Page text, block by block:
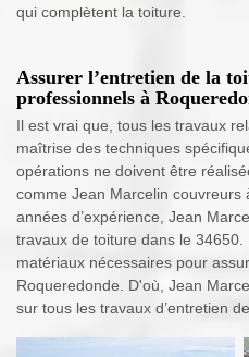
qui complètent la toiture.
Assurer l’entretien de la
professionnels à
Il est vrai que, tous les travaux
maîtrise des techniques
opérations ne doivent être
comme Jean Marcelin couvreurs
années d’expérience, Jean
travaux de toiture dans le
matériaux nécessaires pour
Roqueredonde. D'où, Jean
sur tous les travaux d’entretien